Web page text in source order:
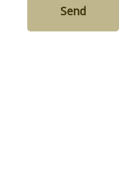
Send